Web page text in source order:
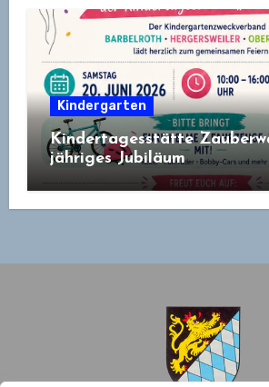
Kindergarten
Kindertagesstätte
jähriges Jubiläum